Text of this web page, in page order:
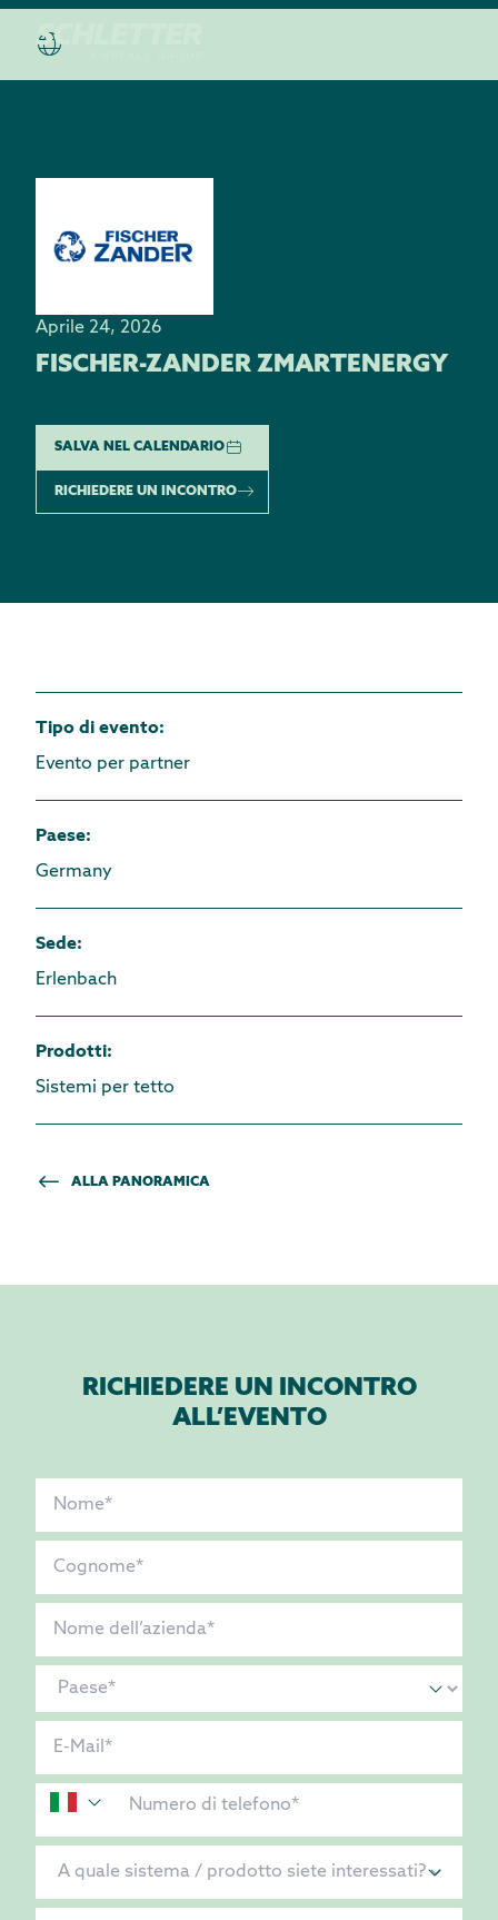
Aprile 24, 2026
FISCHER-ZANDER ZMARTENERGY
SALVA NEL CALENDARIO
RICHIEDERE UN INCONTRO
Tipo di evento:
Evento per partner
Paese:
Germany
Sede:
Erlenbach
Prodotti:
Sistemi per tetto
ALLA PANORAMICA
RICHIEDERE UN INCONTRO
ALL’EVENTO